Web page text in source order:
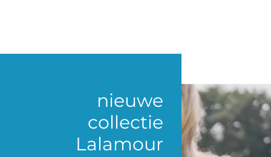
nieuwe
collectie
Lalamour